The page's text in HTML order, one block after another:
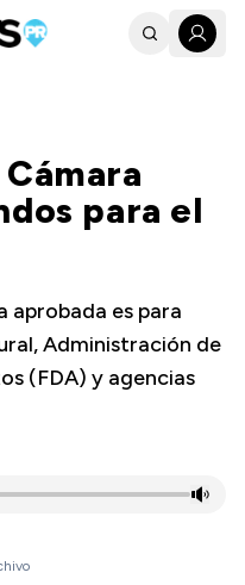
para el
aprobada es para
Administración de
(FDA) y agencias